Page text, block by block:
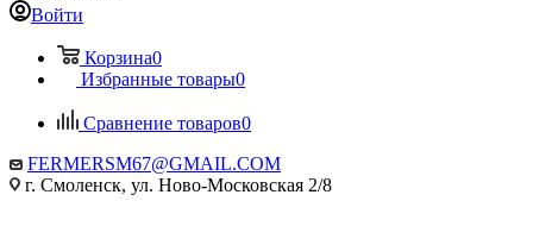
Войти
Корзина0
Избранные товары0
Сравнение товаров0
FERMERSM67@GMAIL.COM
г. Смоленск, ул. Ново-Московская 2/8